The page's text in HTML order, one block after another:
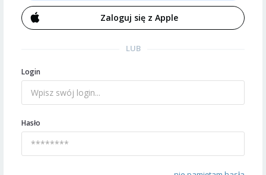
Zaloguj się z Apple
LUB
Login
Hasło